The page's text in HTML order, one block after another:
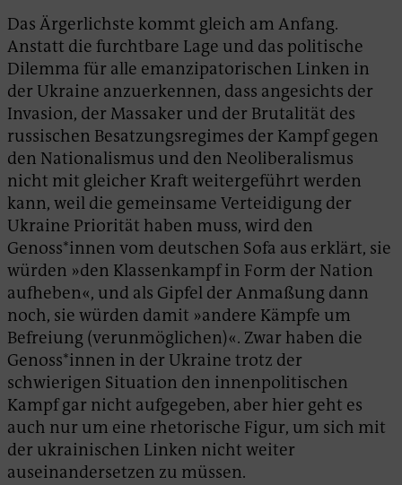
Das Ärgerlichste kommt gleich am Anfang.
Anstatt die furchtbare Lage und das politische
Dilemma für alle emanzipatorischen Linken in
der Ukraine anzuerkennen, dass angesichts der
Invasion, der Massaker und der Brutalität des
russischen Besatzungsregimes der Kampf gegen
den Nationalismus und den Neoliberalismus
nicht mit gleicher Kraft weitergeführt werden
kann, weil die gemeinsame Verteidigung der
Ukraine Priorität haben muss, wird den
Genoss*innen vom deutschen Sofa aus erklärt, sie
würden »den Klassenkampf in Form der Nation
aufheben«, und als Gipfel der Anmaßung dann
noch, sie würden damit »andere Kämpfe um
Befreiung (verunmöglichen)«. Zwar haben die
Genoss*innen in der Ukraine trotz der
schwierigen Situation den innenpolitischen
Kampf gar nicht aufgegeben, aber hier geht es
auch nur um eine rhetorische Figur, um sich mit
der ukrainischen Linken nicht weiter
auseinandersetzen zu müssen.